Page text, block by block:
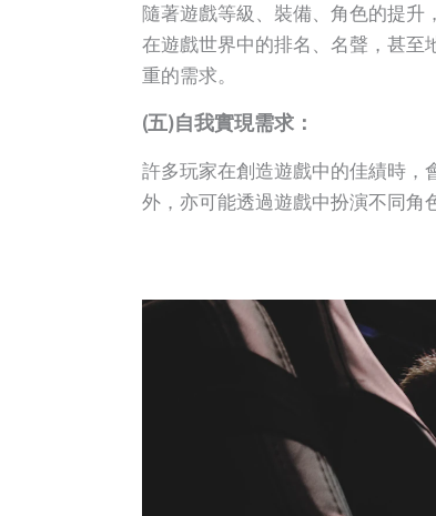
隨著遊戲等級、裝備、角色的提
在遊戲世界中的排名、名聲，甚至
重的需求。
(五)自我實現需求：
許多玩家在創造遊戲中的佳績時，
外，亦可能透過遊戲中扮演不同角